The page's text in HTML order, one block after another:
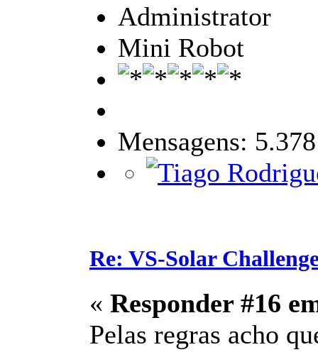
Administrator
Mini Robot
Mensagens: 5.378
Re: VS-Solar
« Responder #16
Pelas regras acho